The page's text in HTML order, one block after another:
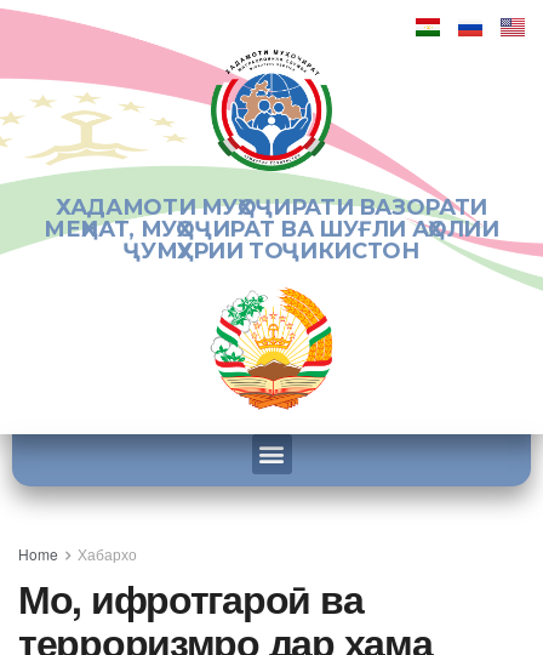
ХАДАМОТИ МУҲОҶИРАТИ ВАЗОРАТИ
МЕҲНАТ, МУҲОҶИРАТ ВА ШУҒЛИ АҲОЛИИ
ҶУМҲУРИИ ТОҶИКИСТОН
Home Хабархо
Мо, ифротгароӣ ва
терроризмро дар ҳама